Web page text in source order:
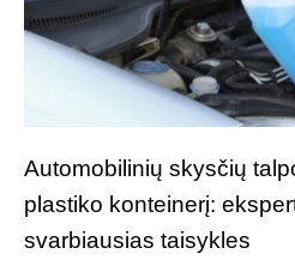
Automobilinių skysčių
plastiko konteinerį:
svarbiausias taisykles